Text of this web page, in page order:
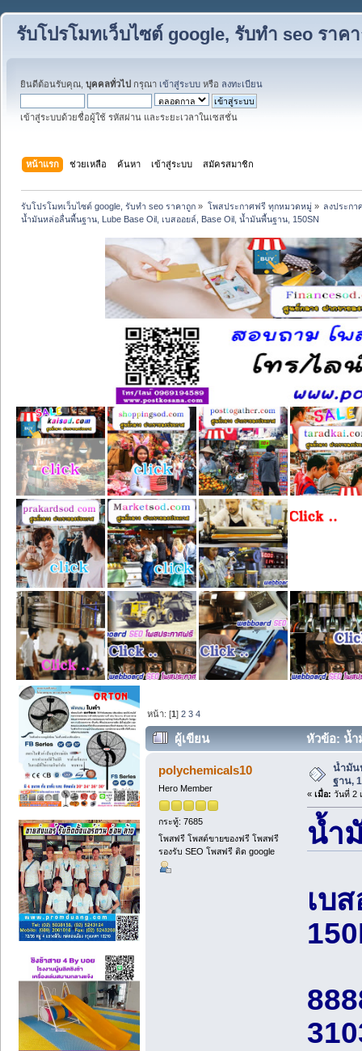
รับโปรโมทเว็บไซต์ google, รับทำ seo ราค
ยินดีต้อนรับคุณ, บุคคลทั่วไป กรุณา เข้าสู่ระบบ หรือ ลงทะเบียน
เข้าสู่ระบบด้วยชื่อผู้ใช้ รหัสผ่าน และระยะเวลาในเซสชั่น
หน้าแรก ช่วยเหลือ ค้นหา เข้าสู่ระบบ สมัครสมาชิก
รับโปรโมทเว็บไซต์ google, รับทำ seo ราคาถูก » โพสประกาศฟรี ทุกหมวดหมู่» ลงประกา
น้ำมันหล่อลื่นพื้นฐาน, Lube Base Oil, เบสออยล์, Base Oil, น้ำมันพื้นฐาน, 150SN
หน้า: [1]2 3 4
ผู้เขียน หัวข้อ: น้ำ
polychemicals10
Hero Member
กระทู้: 7685
โพสฟรี โพสต์ขายของฟรี โพสฟรี
รองรับ SEO โพสฟรี ติด google
น้ำมัน
ฐาน,
« เมื่อ: วันที่ 2
น้ำ
เบ